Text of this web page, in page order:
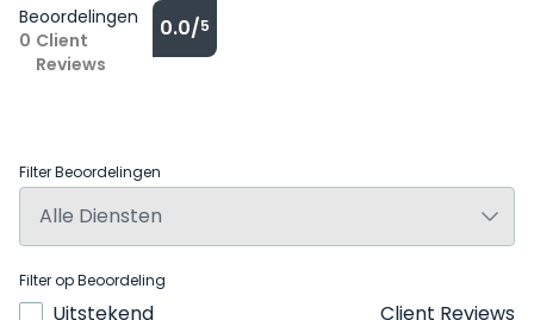
Beoordelingen
0 Client
Reviews
0.0/5
Filter Beoordelingen
Filter op Beoordeling
Uitstekend
Client Reviews